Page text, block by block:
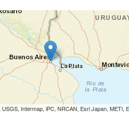
Intermap, iPC, NRCAN, Esri Japan, METI,